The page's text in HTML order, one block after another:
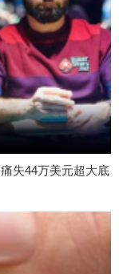
失44万美元超大底